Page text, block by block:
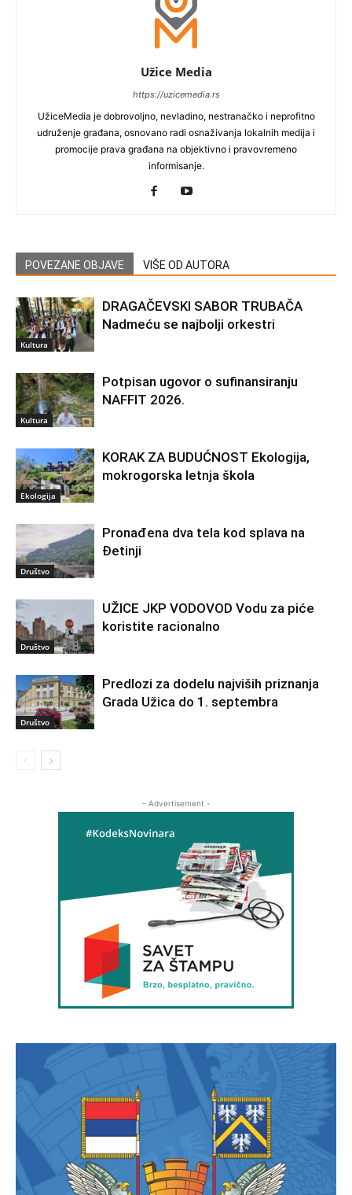
Užice Media
https://uzicemedia.rs
UžiceMedia je dobrovoljno, nevladino, nestranačko i neprofitno
udruženje građana, osnovano radi osnaživanja lokalnih medija i
promocije prava građana na objektivno i pravovremeno
informisanje.
POVEZANE OBJAVE VIŠE OD AUTORA
Kultura
DRAGAČEVSKI SABOR TRUBAČA
Nadmeću se najbolji orkestri
Kultura
Potpisan ugovor o sufinansiranju
NAFFIT 2026.
Ekologija
KORAK ZA BUDUĆNOST Ekologija,
mokrogorska letnja škola
Društvo
Pronađena dva tela kod splava na
Đetinji
Društvo
UŽICE JKP VODOVOD Vodu za piće
koristite racionalno
Društvo
Predlozi za dodelu najviših priznanja
Grada Užica do 1. septembra
- Advertisement -